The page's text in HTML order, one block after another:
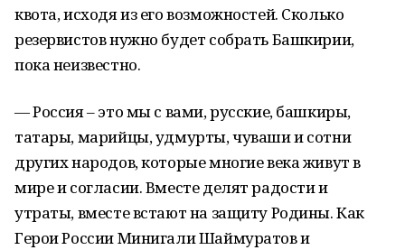
квота, исходя из его возможностей. Сколько
резервистов нужно будет собрать Башкирии,
пока неизвестно.
— Россия – это мы с вами, русские, башкиры,
татары, марийцы, удмурты, чуваши и сотни
других народов, которые многие века живут в
мире и согласии. Вместе делят радости и
утраты, вместе встают на защиту Родины. Как
Герои России Минигали Шаймуратов и